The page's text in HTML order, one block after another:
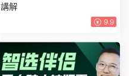
講解
9.9